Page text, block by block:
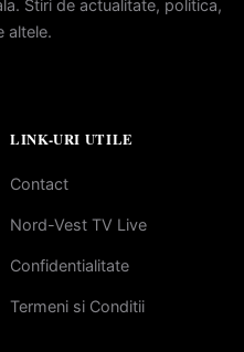
Stiri de actualitate, politica,
altele.
LINK-URI UTILE
Contact
Nord-Vest TV Live
Confidentialitate
Termeni si Conditii